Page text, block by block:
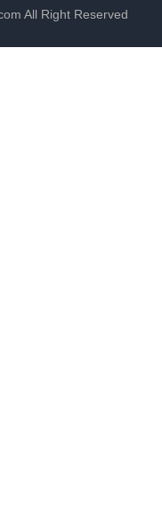
All Right Reserved